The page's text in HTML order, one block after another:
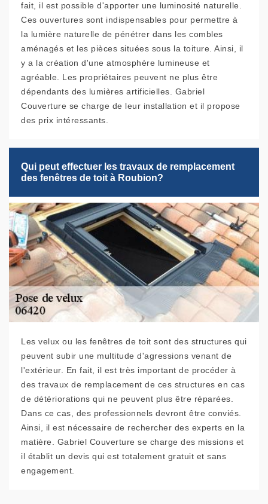
fait, il est possible d'apporter une luminosité naturelle.
Ces ouvertures sont indispensables pour permettre à
la lumière naturelle de pénétrer dans les combles
aménagés et les pièces situées sous la toiture. Ainsi, il
y a la création d'une atmosphère lumineuse et
agréable. Les propriétaires peuvent ne plus être
dépendants des lumières artificielles. Gabriel
Couverture se charge de leur installation et il propose
des prix intéressants.
Qui peut effectuer les travaux de remplacement
des fenêtres de toit à Roubion?
Les velux ou les fenêtres de toit sont des structures qui
peuvent subir une multitude d'agressions venant de
l'extérieur. En fait, il est très important de procéder à
des travaux de remplacement de ces structures en cas
de détériorations qui ne peuvent plus être réparées.
Dans ce cas, des professionnels devront être conviés.
Ainsi, il est nécessaire de rechercher des experts en la
matière. Gabriel Couverture se charge des missions et
il établit un devis qui est totalement gratuit et sans
engagement.